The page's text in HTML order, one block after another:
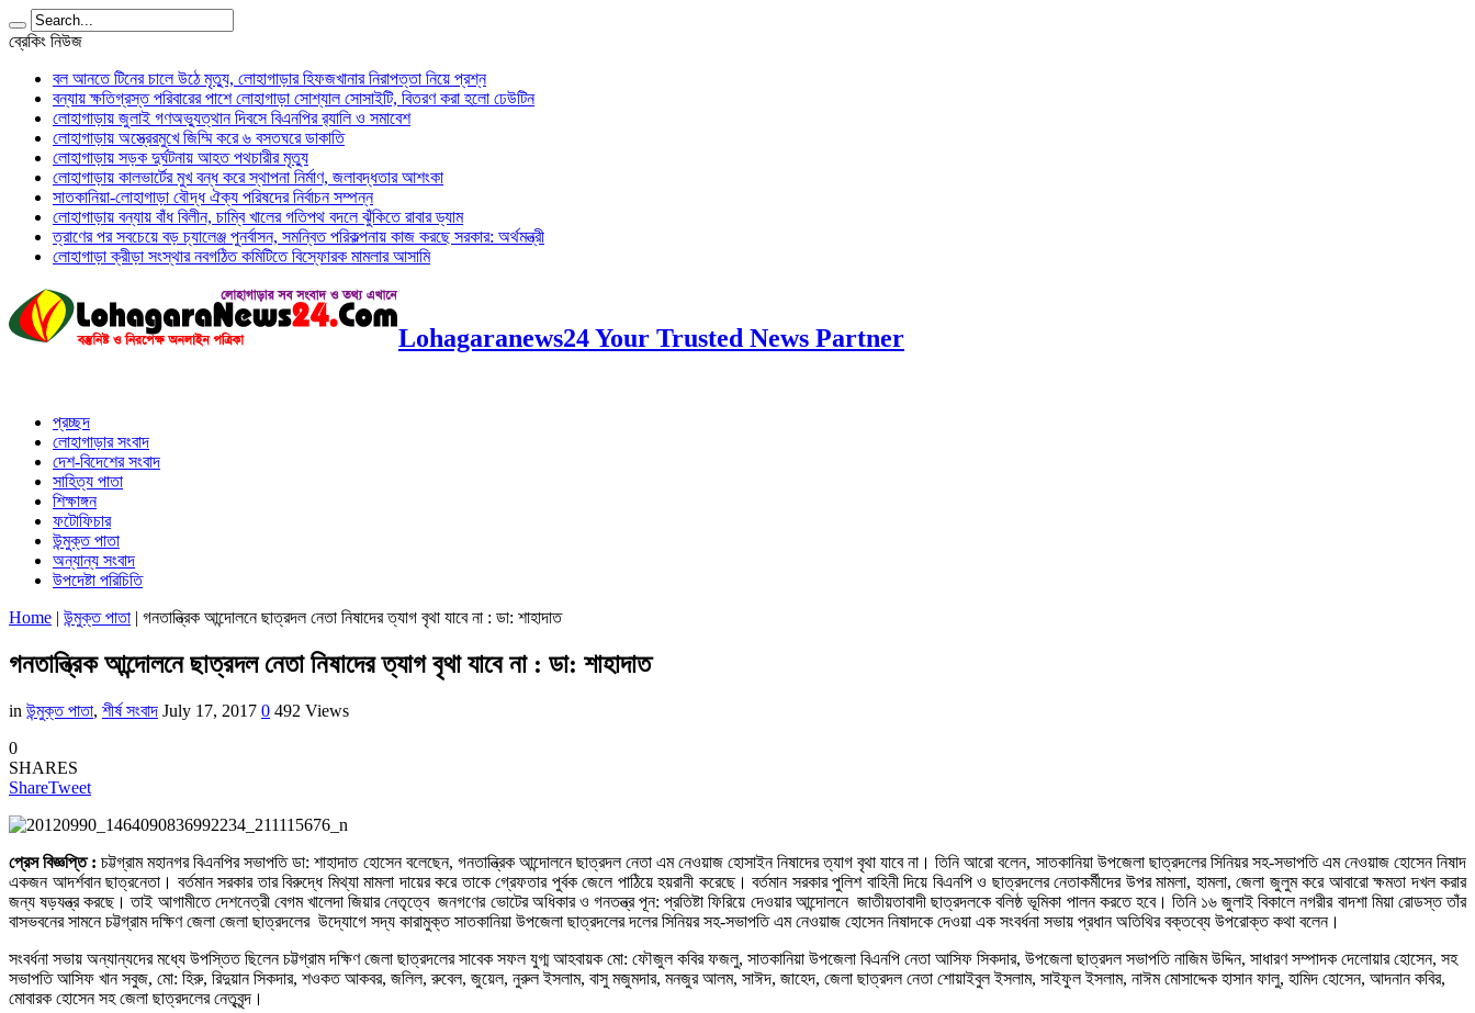
ব্রেকিং নিউজ
বল আনতে টিনের চালে উঠে মৃত্যু, লোহাগাড়ার হিফজখানার নিরাপত্তা নিয়ে প্রশ্ন
বন্যায় ক্ষতিগ্রস্ত পরিবারের পাশে লোহাগাড়া সোশ্যাল সোসাইটি, বিতরণ করা হলো ঢেউটিন
লোহাগাড়ায় জুলাই গণঅভ্যুত্থান দিবসে বিএনপির র‌্যালি ও সমাবেশ
লোহাগাড়ায় অস্ত্রেরমুখে জিম্মি করে ৬ বসতঘরে ডাকাতি
লোহাগাড়ায় সড়ক দুর্ঘটনায় আহত পথচারীর মৃত্যু
লোহাগাড়ায় কালভার্টের মুখ বন্ধ করে স্থাপনা নির্মাণ, জলাবদ্ধতার আশংকা
সাতকানিয়া-লোহাগাড়া বৌদ্ধ ঐক্য পরিষদের নির্বাচন সম্পন্ন
লোহাগাড়ায় বন্যায় বাঁধ বিলীন, চাম্বি খালের গতিপথ বদলে ঝুঁকিতে রাবার ড্যাম
ত্রাণের পর সবচেয়ে বড় চ্যালেঞ্জ পুনর্বাসন, সমন্বিত পরিকল্পনায় কাজ করছে সরকার: অর্থমন্ত্রী
লোহাগাড়া ক্রীড়া সংস্থার নবগঠিত কমিটিতে বিস্ফোরক মামলার আসামি
Lohagaranews24 Your Trusted News Partner
প্রচ্ছদ
লোহাগাড়ার সংবাদ
দেশ-বিদেশের সংবাদ
সাহিত্য পাতা
শিক্ষাঙ্গন
ফটোফিচার
উন্মুক্ত পাতা
অন্যান্য সংবাদ
উপদেষ্টা পরিচিতি
Home | উন্মুক্ত পাতা | গনতান্ত্রিক আন্দোলনে ছাত্রদল নেতা নিষাদের ত্যাগ বৃথা যাবে না : ডা: শাহাদাত
গনতান্ত্রিক আন্দোলনে ছাত্রদল নেতা নিষাদের ত্যাগ বৃথা যাবে না : ডা: শাহাদাত
in উন্মুক্ত পাতা, শীর্ষ সংবাদ July 17, 2017 0 492 Views
0
SHARES
ShareTweet
প্রেস বিজ্ঞপ্তি : চট্টগ্রাম মহানগর বিএনপির সভাপতি ডা: শাহাদাত হোসেন বলেছেন, গনতান্ত্রিক আন্দোলনে ছাত্রদল নেতা এম নেওয়াজ হোসাইন নিষাদের ত্যাগ বৃথা যাবে না। তিনি আরো বলেন, সাতকানিয়া উপজেলা ছাত্রদলের সিনিয়র সহ-সভাপতি এম নেওয়াজ হোসেন নিষাদ
একজন আদর্শবান ছাত্রনেতা। বর্তমান সরকার তার বিরুদ্ধে মিথ্যা মামলা দায়ের করে তাকে গ্রেফতার পুর্বক জেলে পাঠিয়ে হয়রানী করেছে। বর্তমান সরকার পুলিশ বাহিনী দিয়ে বিএনপি ও ছাত্রদলের নেতাকর্মীদের উপর মামলা, হামলা, জেলা জুলুম করে আবারো ক্ষমতা দখল করার
জন্য ষড়যন্ত্র করছে। তাই আগামীতে দেশনেত্রী বেগম খালেদা জিয়ার নেতৃত্বে জনগণের ভোটের অধিকার ও গনতন্ত্র পূন: প্রতিষ্টা ফিরিয়ে দেওয়ার আন্দোলনে জাতীয়তাবাদী ছাত্রদলকে বলিষ্ঠ ভূমিকা পালন করতে হবে। তিনি ১৬ জুলাই বিকালে নগরীর বাদশা মিয়া রোডস্ত তাঁর
বাসভবনের সামনে চট্টগ্রাম দক্ষিণ জেলা জেলা ছাত্রদলের উদ্যোগে সদ্য কারামুক্ত সাতকানিয়া উপজেলা ছাত্রদলের দলের সিনিয়র সহ-সভাপতি এম নেওয়াজ হোসেন নিষাদকে দেওয়া এক সংবর্ধনা সভায় প্রধান অতিথির বক্তব্যে উপরোক্ত কথা বলেন।
সংবর্ধনা সভায় অন্যান্যদের মধ্যে উপস্তিত ছিলেন চট্টগ্রাম দক্ষিণ জেলা ছাত্রদলের সাবেক সফল যুগ্ম আহবায়ক মো: ফৌজুল কবির ফজলু, সাতকানিয়া উপজেলা বিএনপি নেতা আসিফ সিকদার, উপজেলা ছাত্রদল সভাপতি নাজিম উদ্দিন, সাধারণ সম্পাদক দেলোয়ার হোসেন, সহ
সভাপতি আসিফ খান সবুজ, মো: হিরু, রিদুয়ান সিকদার, শওকত আকবর, জলিল, রুবেল, জুয়েল, নুরুল ইসলাম, বাসু মজুমদার, মনজুর আলম, সাঈদ, জাহেদ, জেলা ছাত্রদল নেতা শোয়াইবুল ইসলাম, সাইফুল ইসলাম, নাঈম মোসাদ্দেক হাসান ফালু, হামিদ হোসেন, আদনান কবির,
মোবারক হোসেন সহ জেলা ছাত্রদলের নেতৃবৃন্দ।